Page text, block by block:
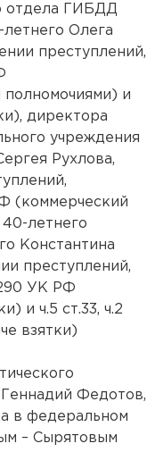
отдела ГИБДД
Олега
преступлений,
и
директора
учреждения
Рухлова,
(коммерческий
летнего
Константина
преступлений,
УК РФ
и ч.5 ст.33, ч.2
взятки)
Федотов,
в федеральном
– Сырятовым